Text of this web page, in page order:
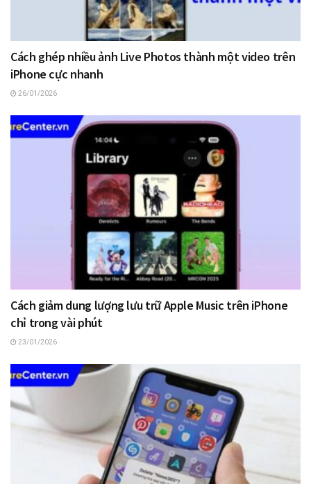
Cách ghép nhiều ảnh Live Photos thành một video trên
iPhone cực nhanh
26/01/2026
Cách giảm dung lượng lưu trữ Apple Music trên iPhone
chỉ trong vài phút
23/01/2026